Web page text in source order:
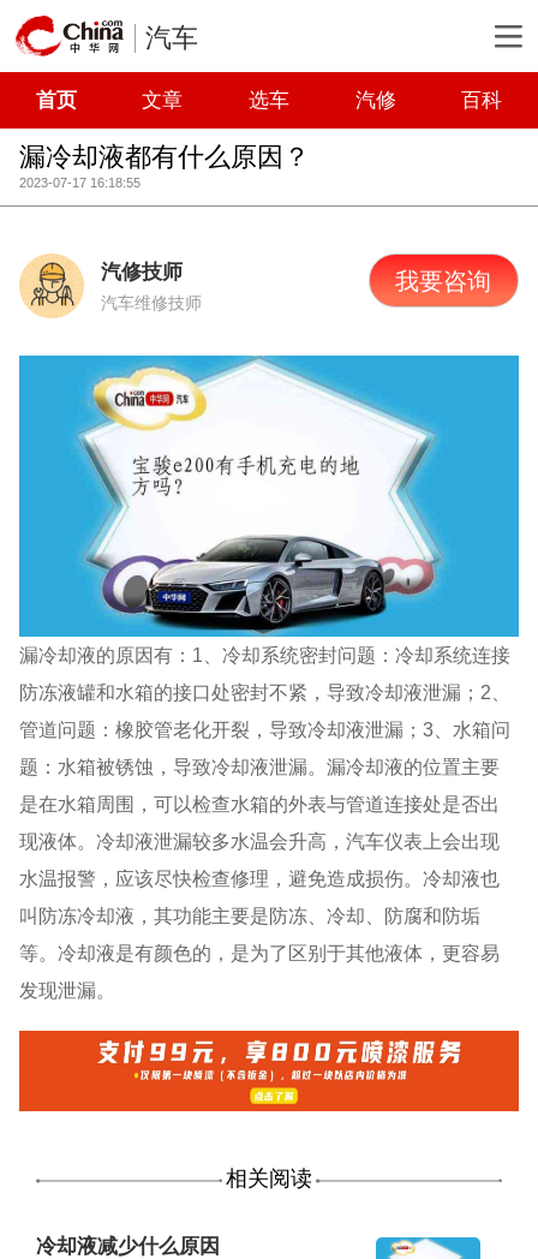
汽车
首页 文章 选车 汽修 百科
漏冷却液都有什么原因？
2023-07-17 16:18:55
汽修技师
汽车维修技师
我要咨询
漏冷却液的原因有：1、冷却系统密封问题：冷却系统连接
防冻液罐和水箱的接口处密封不紧，导致冷却液泄漏；2、
管道问题：橡胶管老化开裂，导致冷却液泄漏；3、水箱问
题：水箱被锈蚀，导致冷却液泄漏。漏冷却液的位置主要
是在水箱周围，可以检查水箱的外表与管道连接处是否出
现液体。冷却液泄漏较多水温会升高，汽车仪表上会出现
水温报警，应该尽快检查修理，避免造成损伤。冷却液也
叫防冻冷却液，其功能主要是防冻、冷却、防腐和防垢
等。冷却液是有颜色的，是为了区别于其他液体，更容易
发现泄漏。
相关阅读
冷却液减少什么原因